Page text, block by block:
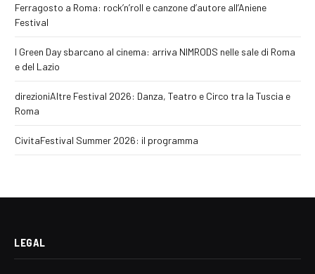
Ferragosto a Roma: rock’n’roll e canzone d’autore all’Aniene
Festival
I Green Day sbarcano al cinema: arriva NIMRODS nelle sale di Roma
e del Lazio
direzioniAltre Festival 2026: Danza, Teatro e Circo tra la Tuscia e
Roma
CivitaFestival Summer 2026: il programma
LEGAL